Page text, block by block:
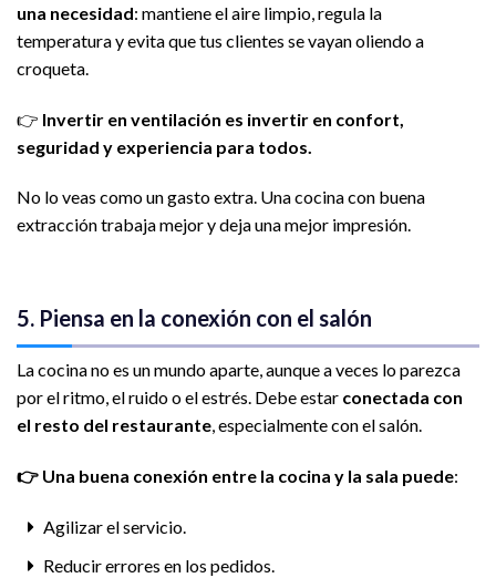
una necesidad: mantiene el aire limpio, regula la
temperatura y evita que tus clientes se vayan oliendo a
croqueta.
👉 Invertir en ventilación es invertir en confort,
seguridad y experiencia para todos.
No lo veas como un gasto extra. Una cocina con buena
extracción trabaja mejor y deja una mejor impresión.
5. Piensa en la conexión con el salón
La cocina no es un mundo aparte, aunque a veces lo parezca
por el ritmo, el ruido o el estrés. Debe estar conectada con
el resto del restaurante, especialmente con el salón.
👉 Una buena conexión entre la cocina y la sala puede:
Agilizar el servicio.
Reducir errores en los pedidos.